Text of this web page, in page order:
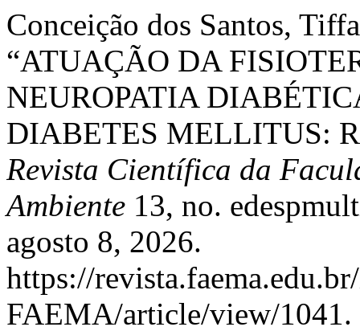
Conceição dos Santos,
“ATUAÇÃO DA
NEUROPATIA
DIABETES MELLITUS:
Revista Científica da
Ambiente 13, no.
agosto 8, 2026.
https://
FAEMA/article/view/1041.